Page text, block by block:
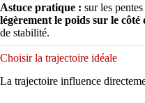
Astuce pratique : sur les
légèrement le poids sur le côté
de stabilité.
Choisir la trajectoire idéale
La trajectoire influence